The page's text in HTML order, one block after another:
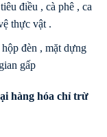
điều , cà phê , ca
thực vật .
đèn , mặt dựng
gấp
hàng hóa chỉ trừ